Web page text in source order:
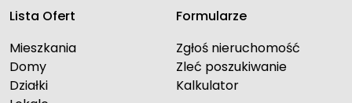
Lista Ofert
Mieszkania
Domy
Działki
Formularze
Zgłoś nieruchomość
Zleć poszukiwanie
Kalkulator